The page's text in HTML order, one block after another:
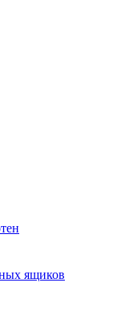
ящиков